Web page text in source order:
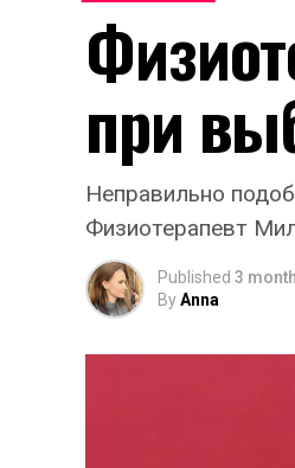
при
Неправильно
Физиотерапевт
Published 3
ByAnna